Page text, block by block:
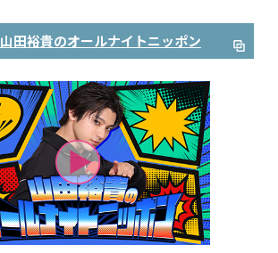
山田裕貴のオールナイトニッポン